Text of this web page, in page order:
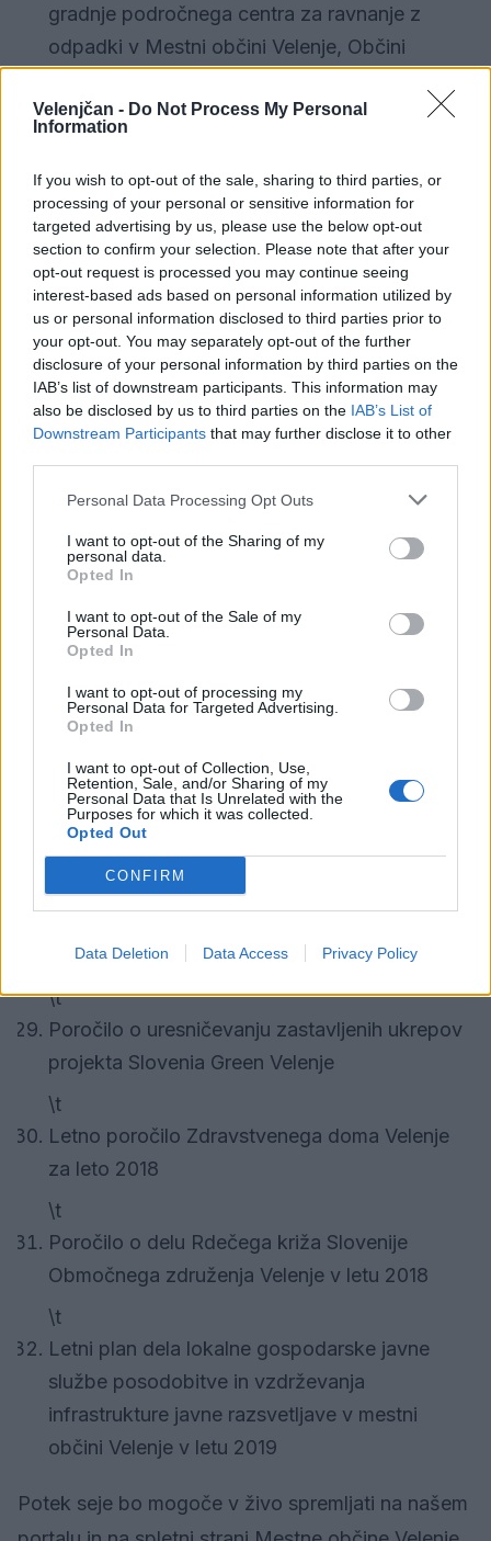
Velenjčan - Do Not Process My Personal
Information
If you wish to opt-out of the sale, sharing to third parties, or
processing of your personal or sensitive information for
targeted advertising by us, please use the below opt-out
section to confirm your selection. Please note that after your
opt-out request is processed you may continue seeing
interest-based ads based on personal information utilized by
us or personal information disclosed to third parties prior to
your opt-out. You may separately opt-out of the further
disclosure of your personal information by third parties on the
IAB’s list of downstream participants. This information may
also be disclosed by us to third parties on the IAB’s List of
Downstream Participants that may further disclose it to other
Personal Data Processing Opt Outs
I want to opt-out of the Sharing of my
personal data.
Opted In
I want to opt-out of the Sale of my
Personal Data.
Opted In
I want to opt-out of processing my
Personal Data for Targeted Advertising.
Opted In
I want to opt-out of Collection, Use,
Retention, Sale, and/or Sharing of my
Personal Data that Is Unrelated with the
Purposes for which it was collected.
Opted Out
CONFIRM
Data Deletion Data Access Privacy Policy
gradnje področnega centra za ravnanje z
odpadki v Mestni občini Velenje, Občini
2019
Poročilo o delu Policijske postaje Velenje za
leto 2018
\t
Poročilo o delu Medobčinske inšpekcije,
redarstva in varstva okolja za leto 2018
\t
Predlog Sklepa o sprejemu ocene izvajanja
občinskega programa varnosti Mestne občine
Velenje
Poročilo o delu Sveta za preventivo in vzgojo
v cestnem prometu MOV za leto 2018
Poročilo o izvajanju projekta "Brezplačno
Velenje v letu 2018"
Poročilo o delu Medobčinske lokalne akcijske
skupine za preprečevanje zasvojenosti z
drogami Velenje za leto 2018
\t
mladine Velenje za leto 2018
\t
Poročilo o uresničevanju zastavljenih ukrepov
projekta Slovenia Green Velenje
\t
Letno poročilo Zdravstvenega doma Velenje
za leto 2018
\t
Poročilo o delu Rdečega križa Slovenije
Območnega združenja Velenje v letu 2018
\t
Letni plan dela lokalne gospodarske javne
službe posodobitve in vzdrževanja
infrastrukture javne razsvetljave v mestni
občini Velenje v letu 2019
Potek seje bo mogoče v živo spremljati na našem